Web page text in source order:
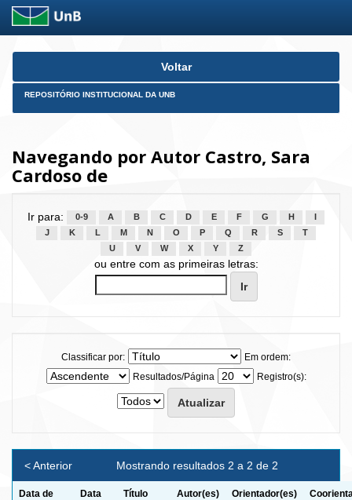
Skip
Voltar
REPOSITÓRIO INSTITUCIONAL DA UNB
Navegando por Autor Castro, Sara
Cardoso de
Ir para: 0-9 A B C D E F G H
J
K L M N O P Q R S
T
U
V W X Y Z
ou entre com as primeiras letras:
Classificar por:
Em ordem:
Resultados/Página
Registro(s):
Mostrando resultados 2 a 2 de 2
< Anterior
Data de
Data
Título Autor(es) Orientador(es)